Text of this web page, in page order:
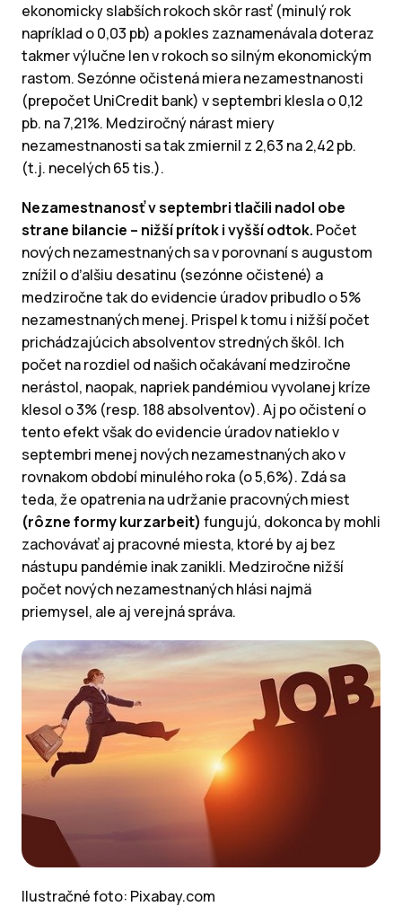
ekonomicky slabších rokoch skôr rasť (minulý rok
napríklad o 0,03 pb) a pokles zaznamenávala doteraz
takmer výlučne len v rokoch so silným ekonomickým
rastom. Sezónne očistená miera nezamestnanosti
(prepočet UniCredit bank) v septembri klesla o 0,12
pb. na 7,21%. Medziročný nárast miery
nezamestnanosti sa tak zmiernil z 2,63 na 2,42 pb.
(t.j. necelých 65 tis.).
Nezamestnanosť v septembri tlačili nadol obe
strane bilancie – nižší prítok i vyšší odtok. Počet
nových nezamestnaných sa v porovnaní s augustom
znížil o ďalšiu desatinu (sezónne očistené) a
medziročne tak do evidencie úradov pribudlo o 5%
nezamestnaných menej. Prispel k tomu i nižší počet
prichádzajúcich absolventov stredných škôl. Ich
počet na rozdiel od našich očakávaní medziročne
nerástol, naopak, napriek pandémiou vyvolanej kríze
klesol o 3% (resp. 188 absolventov). Aj po očistení o
tento efekt však do evidencie úradov natieklo v
septembri menej nových nezamestnaných ako v
rovnakom období minulého roka (o 5,6%). Zdá sa
teda, že opatrenia na udržanie pracovných miest
(rôzne formy kurzarbeit) fungujú, dokonca by mohli
zachovávať aj pracovné miesta, ktoré by aj bez
nástupu pandémie inak zanikli. Medziročne nižší
počet nových nezamestnaných hlási najmä
priemysel, ale aj verejná správa.
Ilustračné foto: Pixabay.com